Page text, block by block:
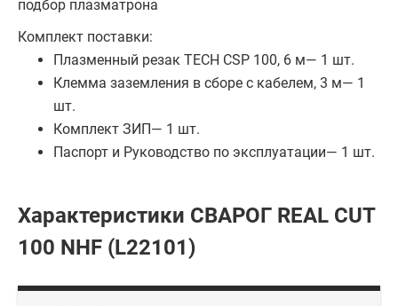
подбор плазматрона
Комплект поставки:
Плазменный резак TECH CSP 100, 6 м— 1 шт.
Клемма заземления в сборе с кабелем, 3 м— 1
шт.
Комплект ЗИП— 1 шт.
Паспорт и Руководство по эксплуатации— 1 шт.
Характеристики СВАРОГ REAL CUT
100 NHF (L22101)